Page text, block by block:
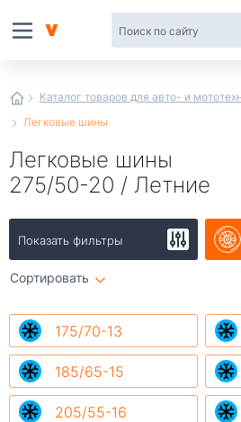
Каталог товаров для авто- и
Легковые шины
Легковые шины
275/50-20 / Летние
Показать фильтры
Сортировать
175/70-13
185/65-15
205/55-16
интернет-